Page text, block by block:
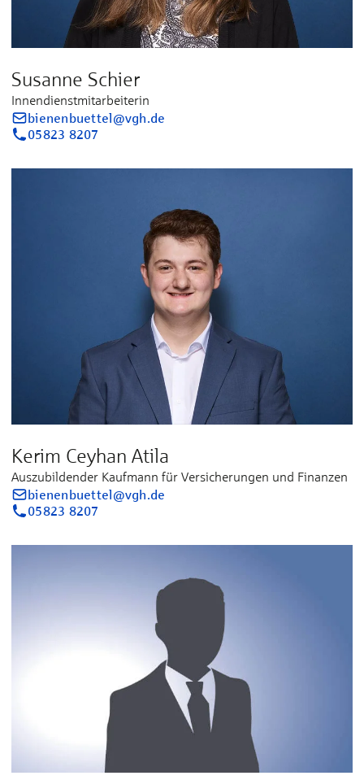
Susanne Schier
Innendienstmitarbeiterin
bienenbuettel@vgh.de
05823 8207
Kerim Ceyhan Atila
Auszubildender Kaufmann für Versicherungen und Finanzen
bienenbuettel@vgh.de
05823 8207